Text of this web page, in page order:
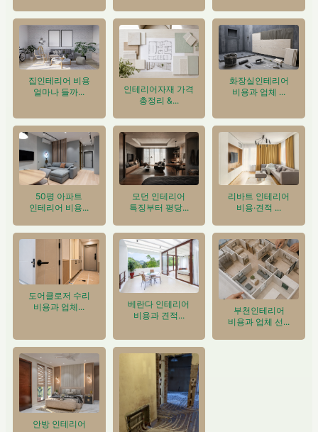
집인테리어 비용
얼마나 들까...
인테리어자재 가격
총정리 &...
화장실인테리어
비용과 업체 ...
50평 아파트
인테리어 비용...
모던 인테리어
특징부터 평당...
리바트 인테리어
비용·견적 ...
도어클로저 수리
비용과 업체...
베란다 인테리어
비용과 견적...
부천인테리어
비용과 업체 선...
안방 인테리어